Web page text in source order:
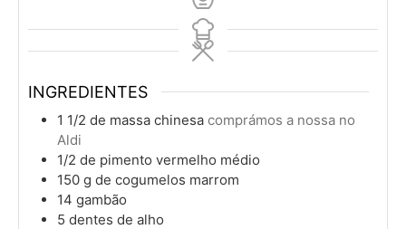
INGREDIENTES
1 1/2 de massa chinesa comprámos a nossa no
Aldi
1/2 de pimento vermelho médio
150 g de cogumelos marrom
14 gambão
5 dentes de alho